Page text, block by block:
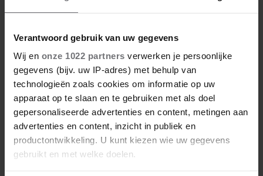
Verantwoord gebruik van uw gegevens
Wij en onze 1022 partners verwerken je persoonlijke
gegevens (bijv. uw IP-adres) met behulp van
technologieën zoals cookies om informatie op uw
apparaat op te slaan en te gebruiken met als doel
gepersonaliseerde advertenties en content, metingen aan
advertenties en content, inzicht in publiek en
productontwikkeling. U kunt kiezen wie uw gegevens
gebruikt en met welke doelen.